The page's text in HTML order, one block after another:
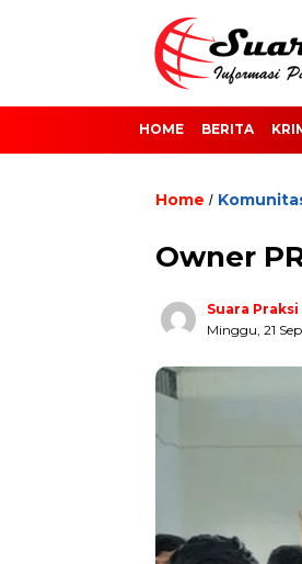
HOME BERITA
Home /
Owner
Suara Praksi
Minggu, 21